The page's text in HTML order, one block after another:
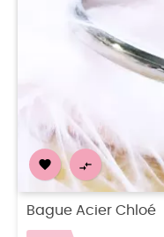
 
Bague Acier Chloé